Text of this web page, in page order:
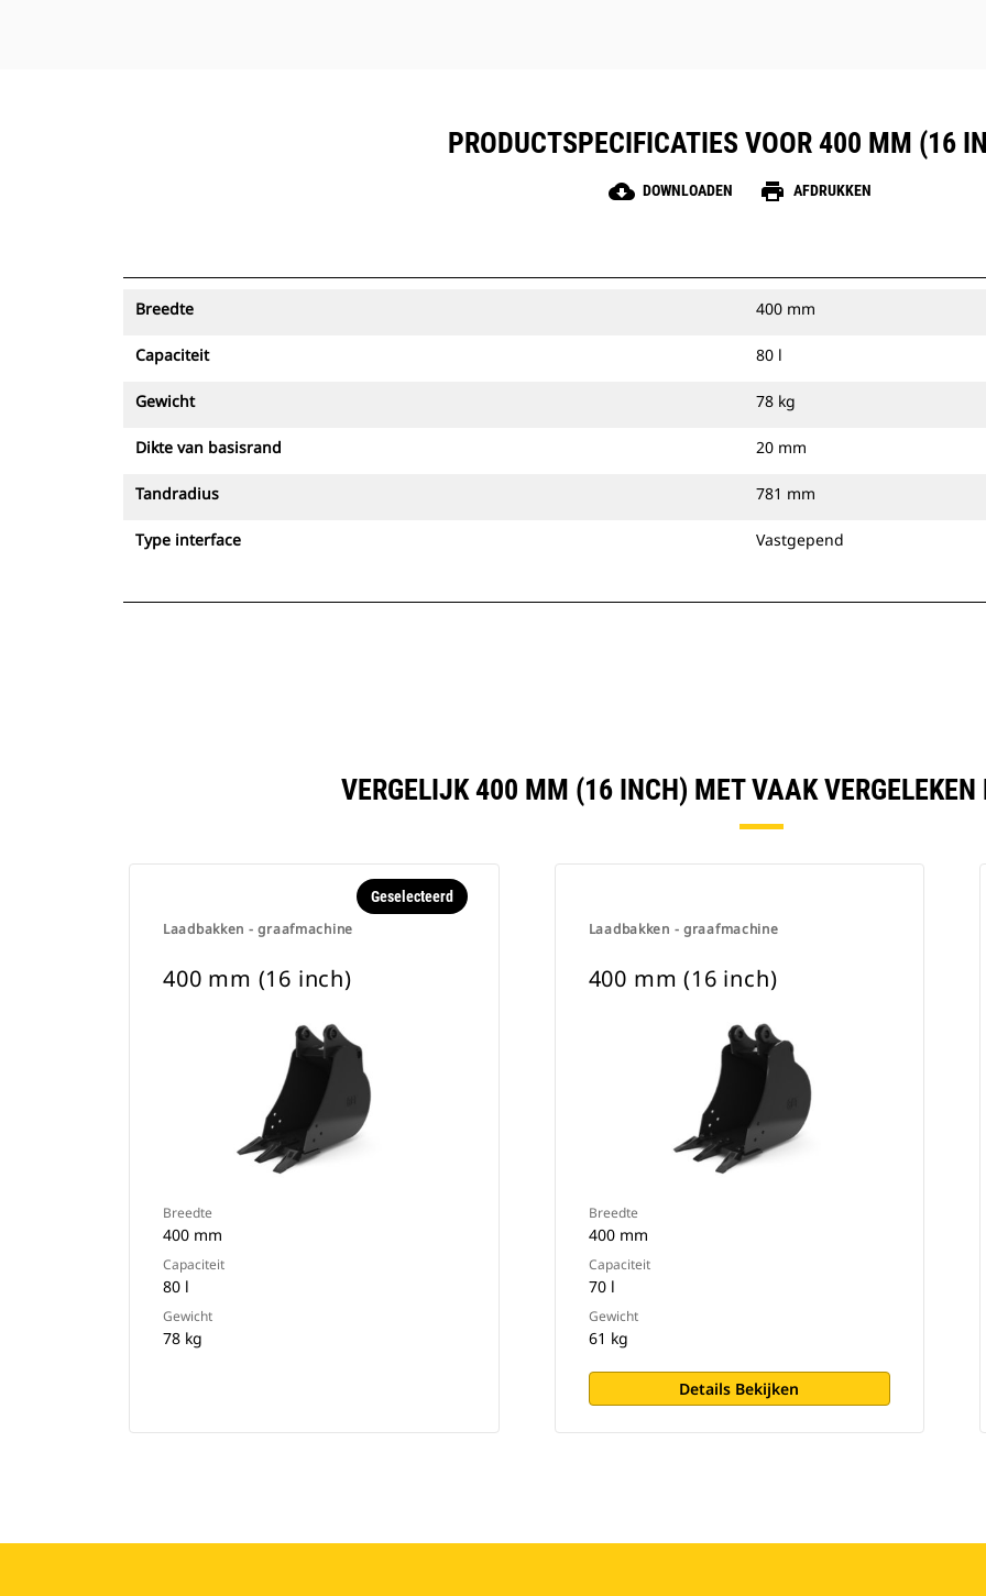
PRODUCTSPECIFICATIES VOOR 400 MM (16
cloud_download DOWNLOADEN print AFDRUKKEN
Breedte 400 mm
Capaciteit 80 l
Gewicht 78 kg
Dikte van basisrand 20 mm
Tandradius 781 mm
Type interface Vastgepend
VERGELIJK 400 MM (16 INCH) MET VAAK VERGELEKEN
Laadbakken - graafmachine
Geselecteerd
400 mm (16 inch)
Breedte
400 mm
Capaciteit
80 l
Gewicht
78 kg
Laadbakken - graafmachine
400 mm (16 inch)
Breedte
400 mm
Capaciteit
70 l
Gewicht
61 kg
Details Bekijken